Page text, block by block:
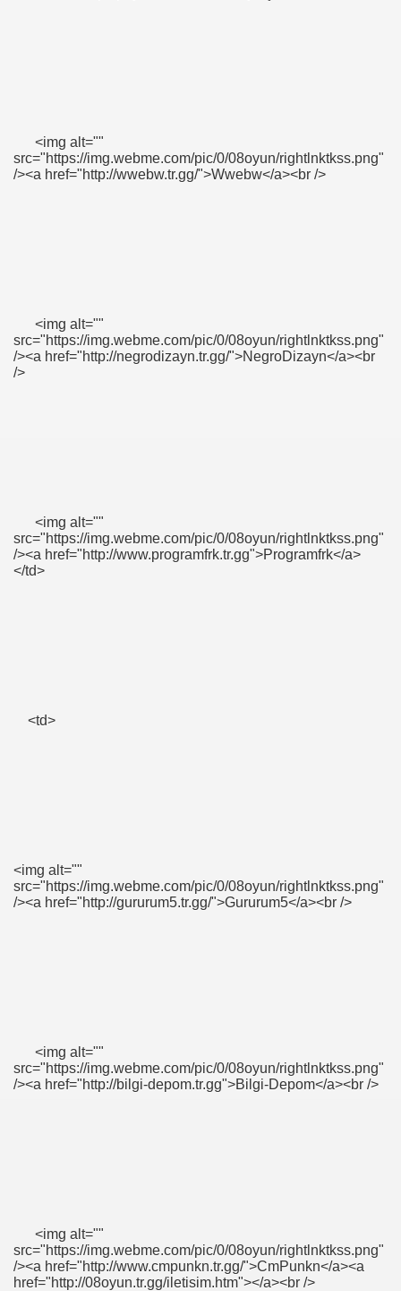
<img alt=""
src="https://img.webme.com/pic/0/08oyun/rightlnktkss.png"
/><a href="http://wwebw.tr.gg/">Wwebw</a><br />
<img alt=""
src="https://img.webme.com/pic/0/08oyun/rightlnktkss.png"
/><a href="http://negrodizayn.tr.gg/">NegroDizayn</a><br
/>
<img alt=""
src="https://img.webme.com/pic/0/08oyun/rightlnktkss.png"
/><a href="http://www.programfrk.tr.gg">Programfrk</a>
</td>
<td>
<img alt=""
src="https://img.webme.com/pic/0/08oyun/rightlnktkss.png"
/><a href="http://gururum5.tr.gg/">Gururum5</a><br />
<img alt=""
src="https://img.webme.com/pic/0/08oyun/rightlnktkss.png"
/><a href="http://bilgi-depom.tr.gg">Bilgi-Depom</a><br />
<img alt=""
src="https://img.webme.com/pic/0/08oyun/rightlnktkss.png"
/><a href="http://www.cmpunkn.tr.gg/">CmPunkn</a><a
href="http://08oyun.tr.gg/iletisim.htm"></a><br />
inecek kendime ait